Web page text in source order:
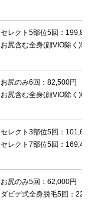
セレクト5部位5回：
お尻含む全身(顔VIO除く)5
お尻のみ6回：82,500円
お尻含む全身(顔VIO除く)6
セレクト3部位5回：
セレクト7部位5回：
お尻のみ5回：62,000円
ダビデ式全身脱毛5回：